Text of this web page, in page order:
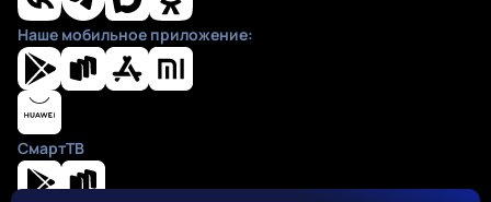
Наше мобильное приложение:
СмартТВ